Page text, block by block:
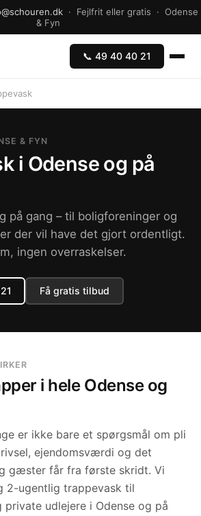
· Fejlfrit eller gratis · Odense
& Fyn
📞 49 40 40 21
& FYN
i Odense og på
på gang – til boligforeninger og
der vil have det gjort ordentligt.
ingen overraskelser.
Få gratis tilbud
i hele Odense og
er ikke bare et spørgsmål om pli
ejendomsværdi og det
gæster får fra første skridt. Vi
2-ugentlig trappevask til
udlejere i Odense og på